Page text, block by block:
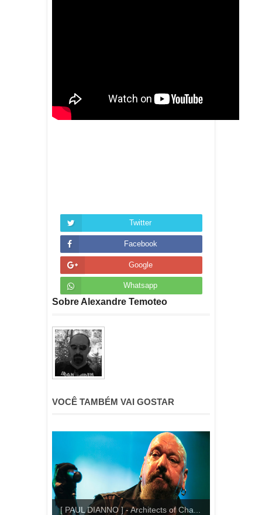
Twitter
Facebook
Google
Whatsapp
Sobre Alexandre Temoteo
VOCÊ TAMBÉM VAI GOSTAR
[ PAUL DIANNO ] - Architects of Cha...